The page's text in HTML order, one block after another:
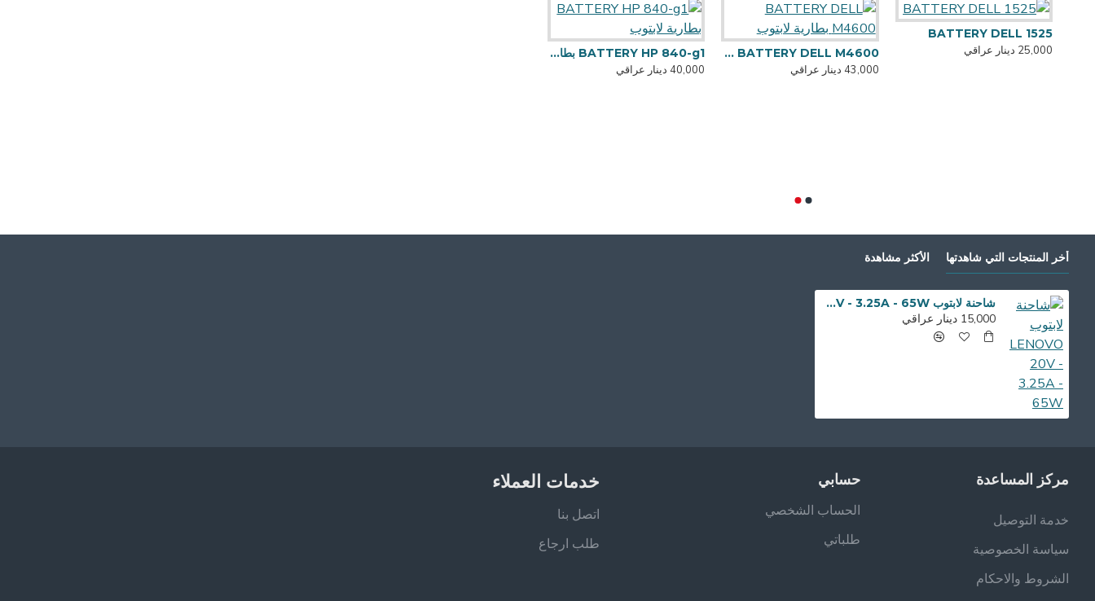
BATTERY DELL 1525
25,000 دينار عراقي
BATTERY DELL M4600 بطارية لابتوب
43,000 دينار عراقي
BATTERY HP 840-g1 بطارية لابتوب
40,000 دينار عراقي
أخر المنتجات التي شاهدتها الأكثر مشاهدة
شاحنة لابتوب LENOVO 20V - 3.25A - 65W
15,000 دينار عراقي
مركز المساعدة
خدمة التوصيل
سياسة الخصوصية
الشروط والاحكام
حسابي
الحساب الشخصي
طلباتي
خدمات العملاء
اتصل بنا
طلب ارجاع